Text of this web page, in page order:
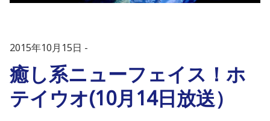
2015年10月15日
癒し系ニューフェイス！ホ
テイウオ(10月14日放送）